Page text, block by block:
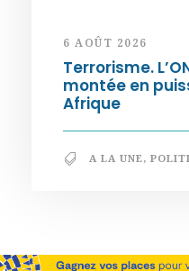
6 AOÛT 2026
Terrorisme.
montée en
Afrique
A LA UNE,